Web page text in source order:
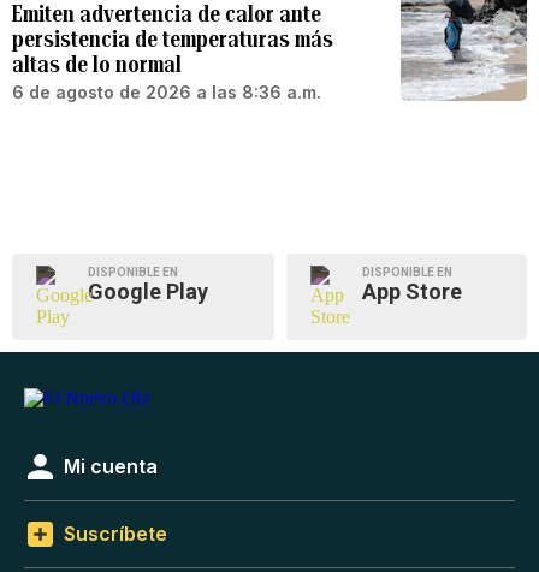
Emiten advertencia de calor ante
persistencia de temperaturas más
altas de lo normal
6 de agosto de 2026 a las 8:36 a.m.
DISPONIBLE EN
Google Play
DISPONIBLE EN
App Store
Mi cuenta
Suscríbete